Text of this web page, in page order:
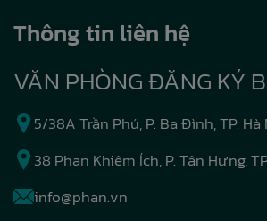
Thông tin liên hệ
VĂN PHÒNG ĐĂNG KÝ
5/38A Trần Phú, P. Ba Đình, TP. Hà
38 Phan Khiêm Ích, P. Tân Hưng,
info@phan.vn